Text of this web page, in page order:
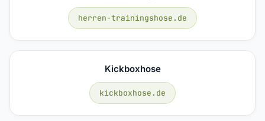
herren-trainingshose.de
Kickboxhose
kickboxhose.de